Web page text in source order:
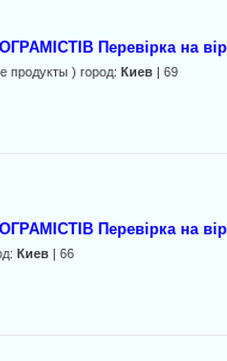
Перевірка на
продукты ) город: Киев| 69
Перевірка на
Киев| 66